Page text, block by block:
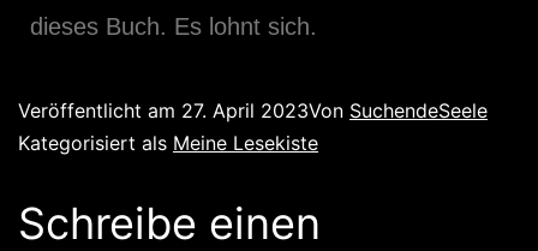
dieses Buch. Es lohnt sich.
Veröffentlicht am 27. April 2023Von SuchendeSeele
Kategorisiert als Meine Lesekiste
Schreibe einen